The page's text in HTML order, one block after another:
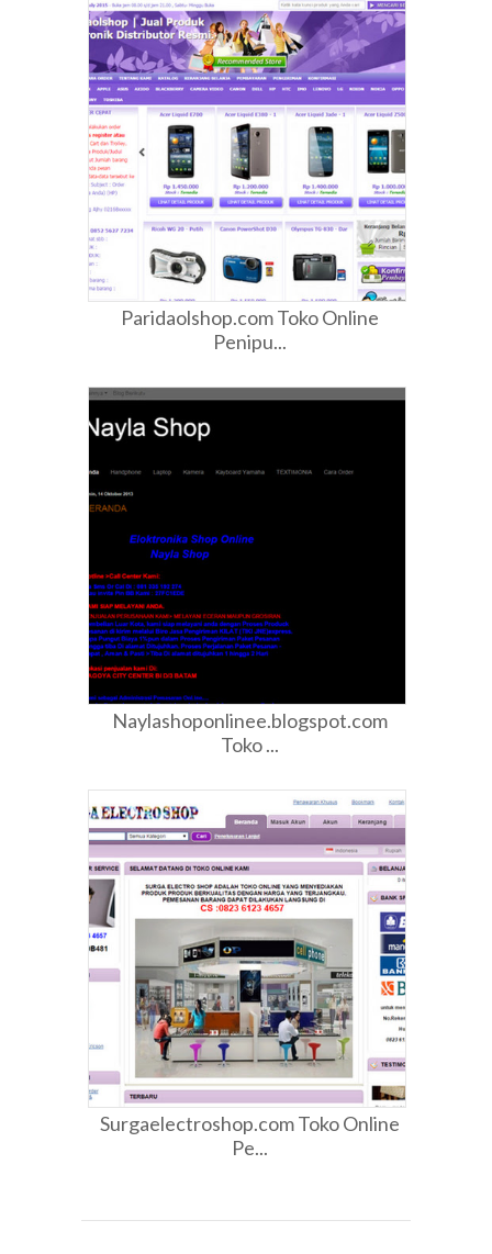
Paridaolshop.com Toko Online
Penipu...
Naylashoponlinee.blogspot.com
Toko ...
Surgaelectroshop.com Toko Online
Pe...